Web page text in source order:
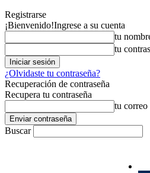
Registrarse
¡Bienvenido!Ingrese a su cuenta
tu
tu
¿Olvidaste tu contraseña?
Recuperación de contraseña
Recupera tu contraseña
tu correo
Buscar